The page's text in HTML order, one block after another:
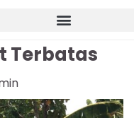
Solusi
Terbatas